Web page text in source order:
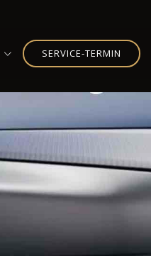
SERVICE-TERMIN